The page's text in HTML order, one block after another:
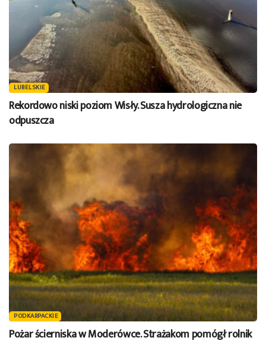
LUBELSKIE
Rekordowo niski poziom Wisły. Susza hydrologiczna nie
odpuszcza
PODKARPACKIE
Pożar ścierniska w Moderówce. Strażakom pomógł rolnik